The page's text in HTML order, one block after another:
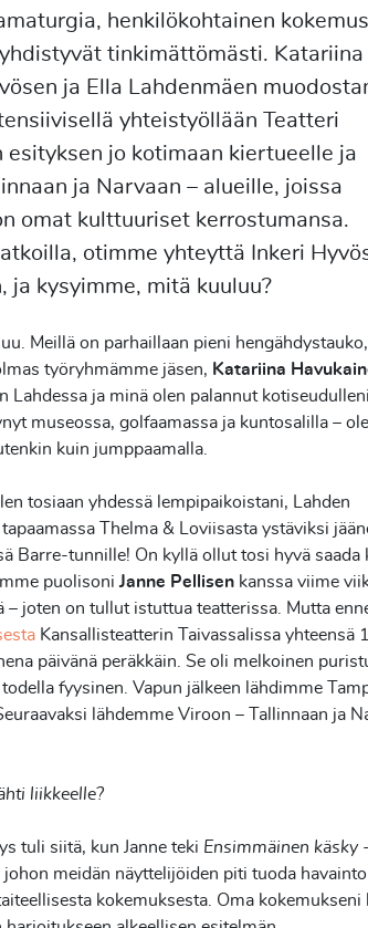
henkilökohtainen
tinkimättömästi. Katariina
ja Ella Lahdenmäen
yhteistyöllään Teatteri
esityksen jo kotimaan kiertueelle ja
ja Narvaan – alueille, joissa
omat kulttuuriset kerrostumansa.
otimme yhteyttä Inkeri
ja kysyimme, mitä kuuluu?
Meillä on parhaillaan pieni hengähdystauko,
työryhmämme jäsen, Katariina
Lahdessa ja minä olen palannut
museossa, golfaamassa ja kuntosalilla –
kuin jumppaamalla.
tosiaan yhdessä lempipaikoistani, Lahden
Thelma & Loviisasta ystäviksi
Barre-tunnille! On kyllä ollut tosi hyvä saada
puolisoni Janne Pellisen kanssa viime
– joten on tullut istuttua teatterissa. Mutta
Kansallisteatterin Taivassalissa yhteensä
päivänä peräkkäin. Se oli melkoinen
fyysinen. Vapun jälkeen lähdimme
lähdemme Viroon – Tallinnaan ja
liikkeelle?
tuli siitä, kun Janne teki Ensimmäinen käsky -
meidän näyttelijöiden piti tuoda
kokemuksesta. Oma kokemukseni